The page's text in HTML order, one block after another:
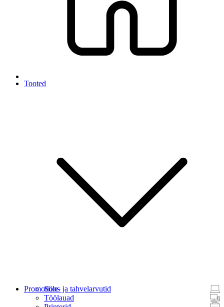
Tooted
Süle- ja tahvelarvutid
Töölauad
Promotions